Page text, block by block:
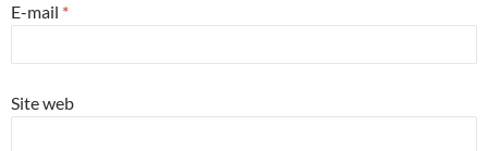
E-mail *
Site web